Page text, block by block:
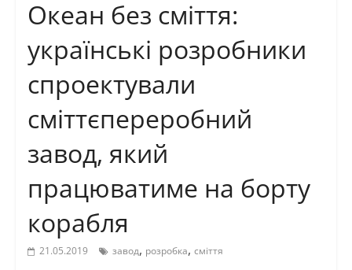
Океан без сміття:
українські розробники
спроектували
сміттєпереробний
завод, який
працюватиме на борту
корабля
21.05.2019 завод, розробка, сміття